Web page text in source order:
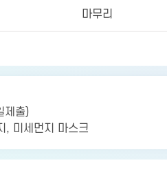
마무리
제출)
, 미세먼지 마스크